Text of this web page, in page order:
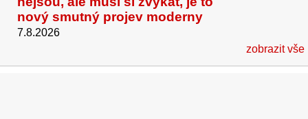
nový smutný projev moderny
7.8.2026
zobrazit vše